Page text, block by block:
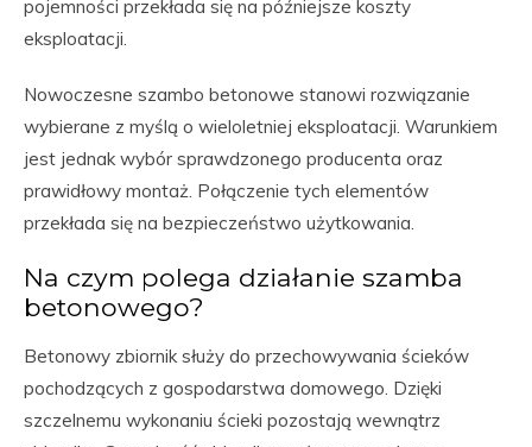
pojemności przekłada się na późniejsze koszty
eksploatacji.
Nowoczesne szambo betonowe stanowi rozwiązanie
wybierane z myślą o wieloletniej eksploatacji. Warunkiem
jest jednak wybór sprawdzonego producenta oraz
prawidłowy montaż. Połączenie tych elementów
przekłada się na bezpieczeństwo użytkowania.
Na czym polega działanie szamba
betonowego?
Betonowy zbiornik służy do przechowywania ścieków
pochodzących z gospodarstwa domowego. Dzięki
szczelnemu wykonaniu ścieki pozostają wewnątrz